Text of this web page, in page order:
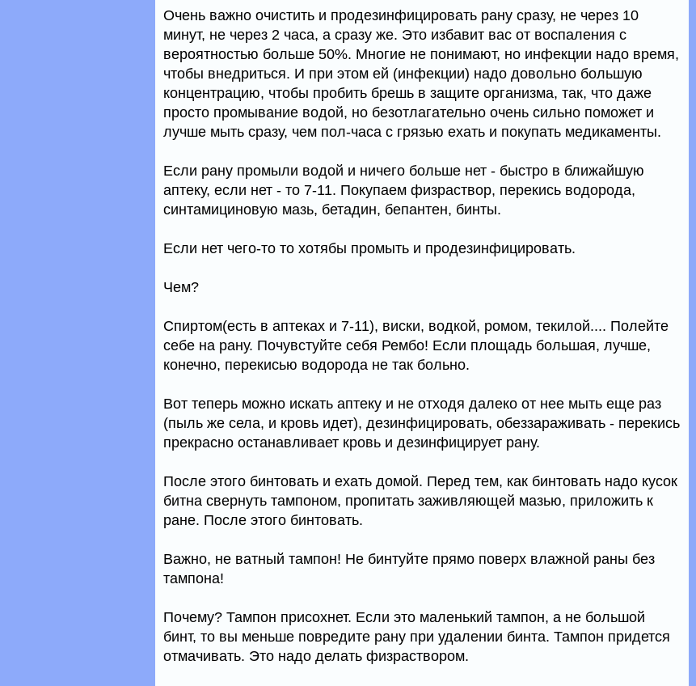
Очень важно очистить и продезинфицировать рану сразу, не через 10
минут, не через 2 часа, а сразу же. Это избавит вас от воспаления с
вероятностью больше 50%. Многие не понимают, но инфекции надо время,
чтобы внедриться. И при этом ей (инфекции) надо довольно большую
концентрацию, чтобы пробить брешь в защите организма, так, что даже
просто промывание водой, но безотлагательно очень сильно поможет и
лучше мыть сразу, чем пол-часа с грязью ехать и покупать медикаменты.
Если рану промыли водой и ничего больше нет - быстро в ближайшую
аптеку, если нет - то 7-11. Покупаем физраствор, перекись водорода,
синтамициновую мазь, бетадин, бепантен, бинты.
Если нет чего-то то хотябы промыть и продезинфицировать.
Чем?
Спиртом(есть в аптеках и 7-11), виски, водкой, ромом, текилой.... Полейте
себе на рану. Почувстуйте себя Рембо! Если площадь большая, лучше,
конечно, перекисью водорода не так больно.
Вот теперь можно искать аптеку и не отходя далеко от нее мыть еще раз
(пыль же села, и кровь идет), дезинфицировать, обеззараживать - перекись
прекрасно останавливает кровь и дезинфицирует рану.
После этого бинтовать и ехать домой. Перед тем, как бинтовать надо кусок
битна свернуть тампоном, пропитать заживляющей мазью, приложить к
ране. После этого бинтовать.
Важно, не ватный тампон! Не бинтуйте прямо поверх влажной раны без
тампона!
Почему? Тампон присохнет. Если это маленький тампон, а не большой
бинт, то вы меньше повредите рану при удалении бинта. Тампон придется
отмачивать. Это надо делать физраствором.